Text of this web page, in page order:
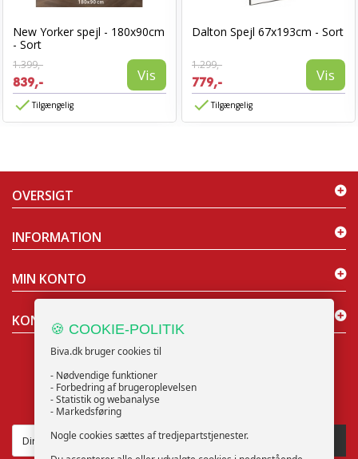
New Yorker spejl - 180x90cm
- Sort
1.399,-
839,- Vis
Tilgængelig
Dalton Spejl 67x193cm - Sort
1.299,-
779,- Vis
Tilgængelig
OVERSIGT
INFORMATION
MIN KONTO
KONTAKT OS
NYHEDSBREV
🍪 COOKIE-POLITIK
Biva.dk bruger cookies til
- Nødvendige funktioner
- Forbedring af brugeroplevelsen
- Statistik og webanalyse
- Markedsføring
Nogle cookies sættes af tredjepartstjenester.